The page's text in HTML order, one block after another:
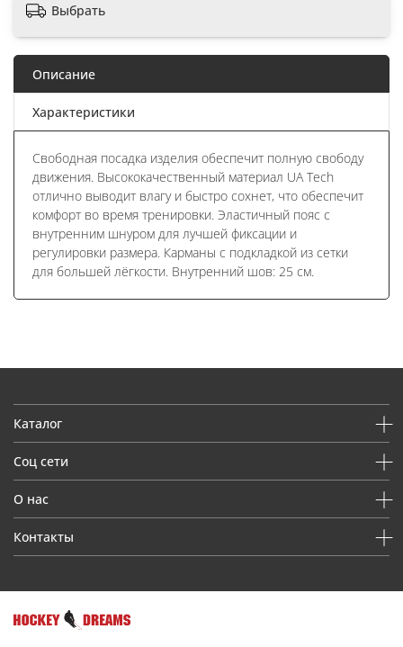
Выбрать
Описание
Характеристики
Свободная посадка изделия обеспечит полную свободу
движения. Высококачественный материал UA Tech
отлично выводит влагу и быстро сохнет, что обеспечит
комфорт во время тренировки. Эластичный пояс с
внутренним шнуром для лучшей фиксации и
регулировки размера. Карманы с подкладкой из сетки
для большей лёгкости. Внутренний шов: 25 см.
Каталог
Соц сети
О нас
Контакты